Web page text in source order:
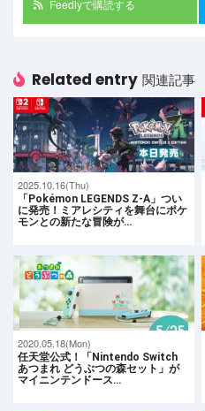
Feedlyで購読する
Related entry 関連記事
2025.10.16(Thu)
「Pokémon LEGENDS Z-A」つい
に発売！ミアレシティを舞台にポケ
モンとの新たな冒険が…
2020.05.18(Mon)
任天堂公式！「Nintendo Switch
あつまれ どうぶつの森セット」が
マイニンテンドース…